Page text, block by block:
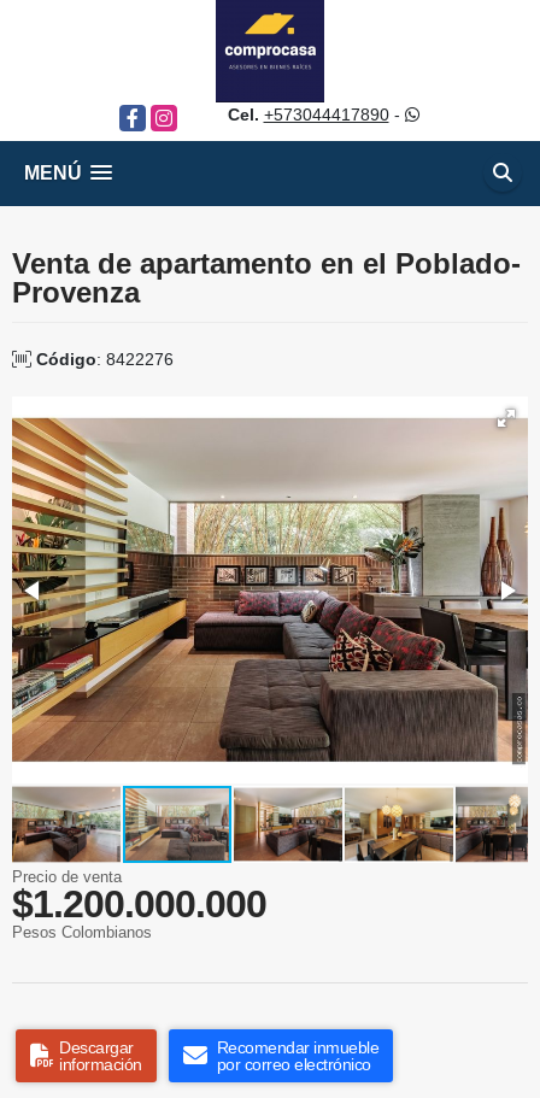
FacebookInstagram Cel. +573044417890-
MENÚ
Venta de apartamento en el Poblado-
Provenza
Código: 8422276
Precio de venta
$1.200.000.000
Pesos Colombianos
Descargar
información
Recomendar inmueble
por correo electrónico